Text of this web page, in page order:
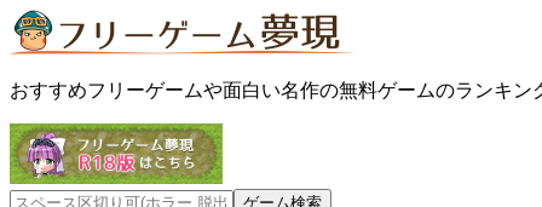
おすすめフリーゲームや面白い名作の無料ゲームのランキン